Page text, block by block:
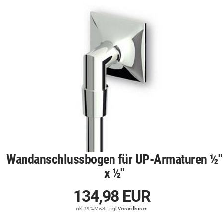
Wandanschlussbogen für UP-Armaturen ½"
x ½"
134,98 EUR
inkl. 19 % MwSt. zzgl.Versandkosten